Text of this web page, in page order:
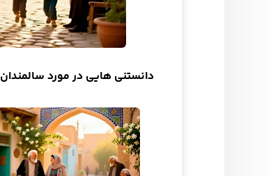
دانستنی هایی در مورد سالمندان